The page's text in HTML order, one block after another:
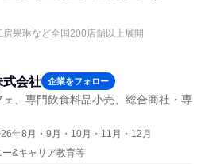
果琳など全国200店舗以上展開
式会社 企業をフォロー
ェ、専門飲食料品小売、総合商社・専
年8月・9月・10月・11月・12月
&キャリア教育等